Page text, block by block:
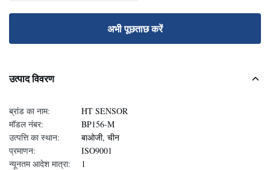
अभी पूछताछ करें
उत्पाद विवरण
ब्रांड का नाम:
HT SENSOR
मॉडल नंबर:
BP156-M
उत्पत्ति का स्थान:
बाओजी, चीन
प्रमाणन:
ISO9001
न्यूनतम आदेश मात्रा:
1